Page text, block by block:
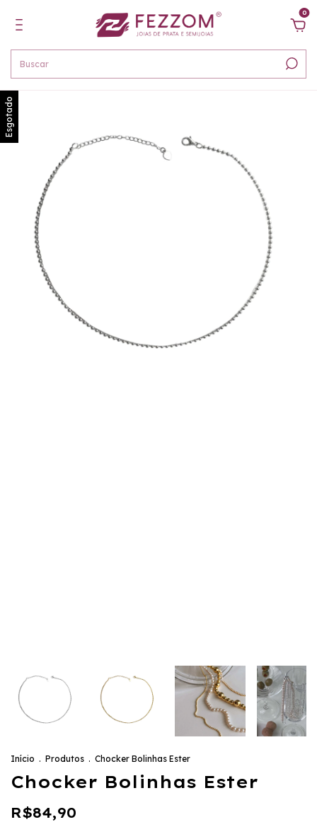
0
Esgotado
Início . Produtos . Chocker Bolinhas Ester
Chocker Bolinhas Ester
R$84,90